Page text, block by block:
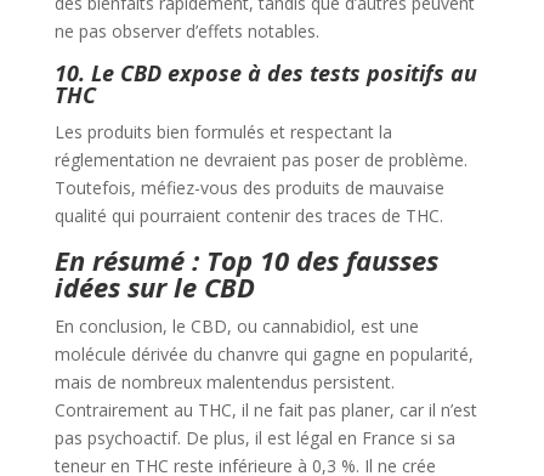
ne pas observer d’effets notables.
10. Le CBD expose à des tests positifs au
THC
Les produits bien formulés et respectant la
réglementation ne devraient pas poser de problème.
Toutefois, méfiez-vous des produits de mauvaise
qualité qui pourraient contenir des traces de THC.
En résumé : Top 10 des fausses
idées sur le CBD
En conclusion, le CBD, ou cannabidiol, est une
molécule dérivée du chanvre qui gagne en popularité,
mais de nombreux malentendus persistent.
Contrairement au THC, il ne fait pas planer, car il n’est
pas psychoactif. De plus, il est légal en France si sa
teneur en THC reste inférieure à 0,3 %. Il ne crée